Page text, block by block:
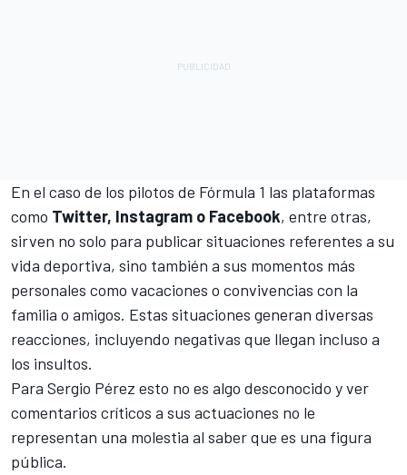
En el caso de los pilotos de Fórmula 1 las plataformas
como Twitter, Instagram o Facebook, entre otras,
sirven no solo para publicar situaciones referentes a su
vida deportiva, sino también a sus momentos más
personales como vacaciones o convivencias con la
familia o amigos. Estas situaciones generan diversas
reacciones, incluyendo negativas que llegan incluso a
los insultos.
Para Sergio Pérez esto no es algo desconocido y ver
comentarios críticos a sus actuaciones no le
representan una molestia al saber que es una figura
pública.